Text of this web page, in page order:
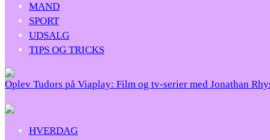
MAND
SPORT
UDSALG
TIPS OG TRICKS
Oplev Tudors på Viaplay: Film og tv-serier med Jonathan
HVERDAG